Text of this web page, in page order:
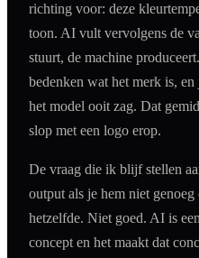
richting voor: deze
toon. AI vult vervolgens de
stuurt, de machine
bedenken wat het merk is,
het model ooit zag. Dat
slop met een logo erop.
De vraag die ik blijf stellen
output als je hem niet
hetzelfde. Niet goed. AI is
concept en het maakt dat